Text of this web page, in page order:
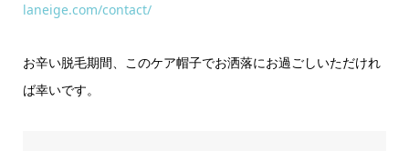
laneige.com/contact/
お辛い脱毛期間、このケア帽子でお洒落にお過ごしいただけれ
ば幸いです。